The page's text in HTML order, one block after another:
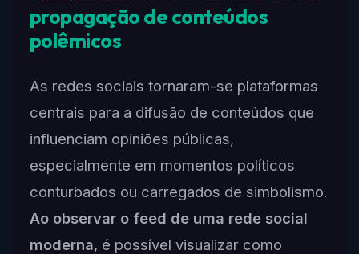
propagação de conteúdos
polêmicos
As redes sociais tornaram-se plataformas
centrais para a difusão de conteúdos que
influenciam opiniões públicas,
especialmente em momentos políticos
conturbados ou carregados de simbolismo.
Ao observar o feed de uma rede social
moderna, é possível visualizar como